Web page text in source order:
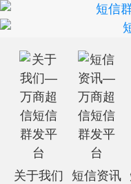
关于我们 短信资讯